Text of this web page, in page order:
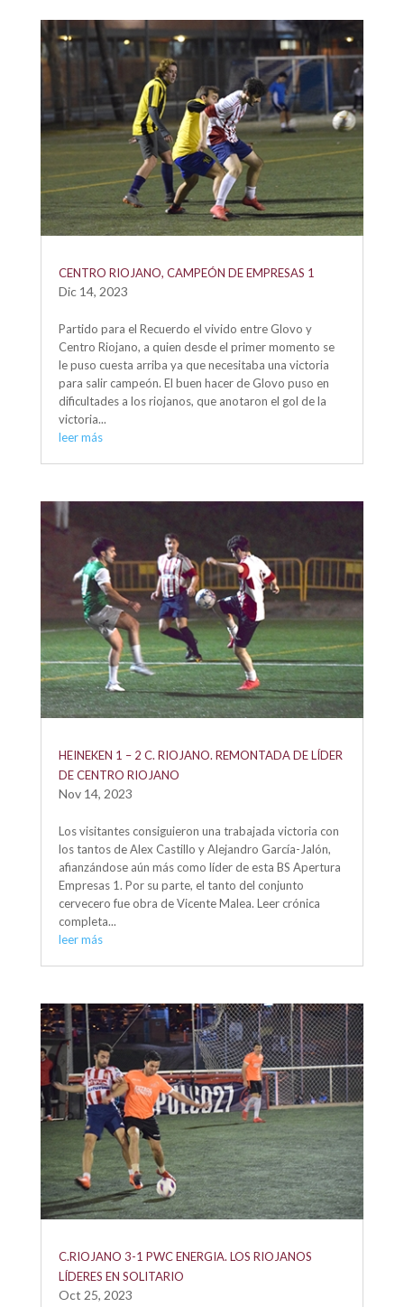
CENTRO RIOJANO, CAMPEÓN DE EMPRESAS 1
Dic 14, 2023
Partido para el Recuerdo el vivido entre Glovo y
Centro Riojano, a quien desde el primer momento se
le puso cuesta arriba ya que necesitaba una victoria
para salir campeón. El buen hacer de Glovo puso en
dificultades a los riojanos, que anotaron el gol de la
victoria...
leer más
HEINEKEN 1 – 2 C. RIOJANO. REMONTADA DE LÍDER
DE CENTRO RIOJANO
Nov 14, 2023
Los visitantes consiguieron una trabajada victoria con
los tantos de Alex Castillo y Alejandro García-Jalón,
afianzándose aún más como líder de esta BS Apertura
Empresas 1. Por su parte, el tanto del conjunto
cervecero fue obra de Vicente Malea. Leer crónica
completa...
leer más
C.RIOJANO 3-1 PWC ENERGIA. LOS RIOJANOS
LÍDERES EN SOLITARIO
Oct 25, 2023